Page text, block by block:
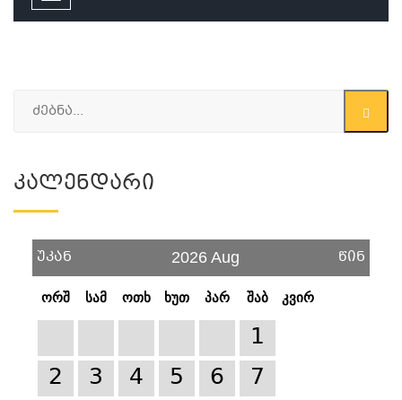
Კალენდარი
უკან 2026 Aug წინ
ორშ სამ ოთხ ხუთ პარ შაბ კვირ
1
2
3 4 5 6
7